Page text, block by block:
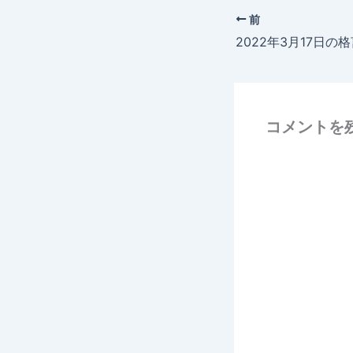
前
2022年3月17日の
コメントを